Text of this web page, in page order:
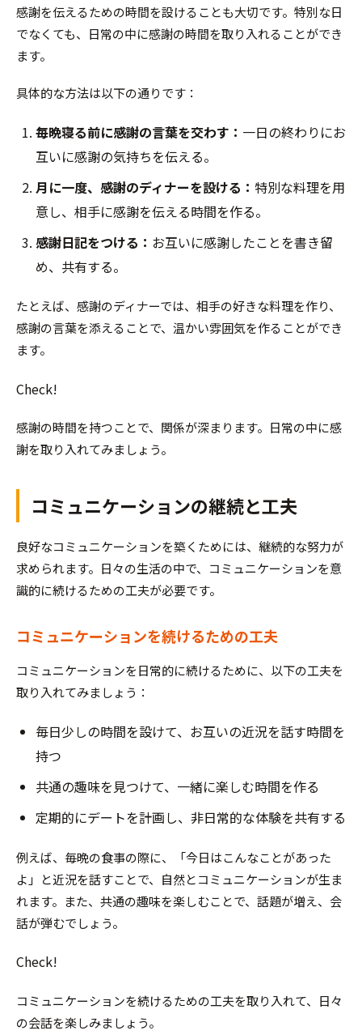
感謝を伝えるための時間を設けることも大切です。特別な日
でなくても、日常の中に感謝の時間を取り入れることができ
ます。
具体的な方法は以下の通りです：
毎晩寝る前に感謝の言葉を交わす： 一日の終わりにお
互いに感謝の気持ちを伝える。
月に一度、感謝のディナーを設ける： 特別な料理を用
意し、相手に感謝を伝える時間を作る。
感謝日記をつける： お互いに感謝したことを書き留
め、共有する。
たとえば、感謝のディナーでは、相手の好きな料理を作り、
感謝の言葉を添えることで、温かい雰囲気を作ることができ
ます。
Check!
感謝の時間を持つことで、関係が深まります。日常の中に感
謝を取り入れてみましょう。
コミュニケーションの継続と工夫
良好なコミュニケーションを築くためには、継続的な努力が
求められます。日々の生活の中で、コミュニケーションを意
識的に続けるための工夫が必要です。
コミュニケーションを続けるための工夫
コミュニケーションを日常的に続けるために、以下の工夫を
取り入れてみましょう：
毎日少しの時間を設けて、お互いの近況を話す時間を
持つ
共通の趣味を見つけて、一緒に楽しむ時間を作る
定期的にデートを計画し、非日常的な体験を共有する
例えば、毎晩の食事の際に、「今日はこんなことがあった
よ」と近況を話すことで、自然とコミュニケーションが生ま
れます。また、共通の趣味を楽しむことで、話題が増え、会
話が弾むでしょう。
Check!
コミュニケーションを続けるための工夫を取り入れて、日々
の会話を楽しみましょう。